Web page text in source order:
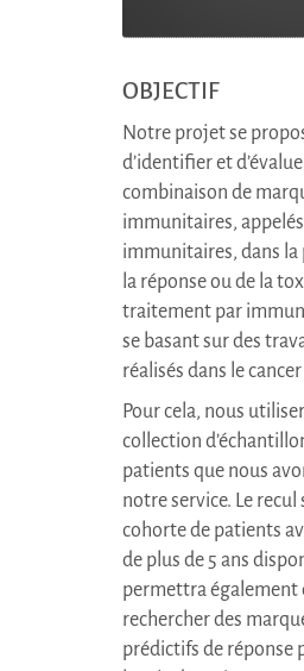
OBJECTIF
Notre projet se
d’identifier et
combinaison de
immunitaires,
immunitaires, dans
la réponse ou de la
traitement par
se basant sur des
réalisés dans le
Pour cela, nous
collection
patients que nous
notre service. Le recul
cohorte de patients
de plus de 5 ans
permettra également
rechercher des
prédictifs de réponse